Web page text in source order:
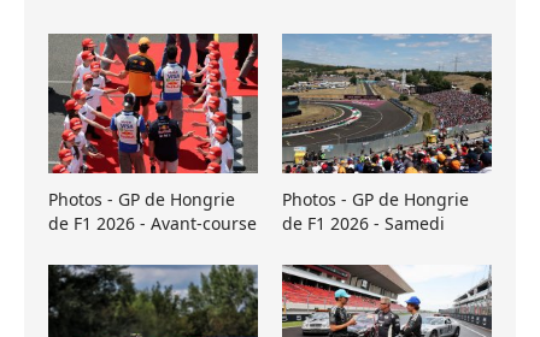
Photos - GP de Hongrie
de F1 2026 - Avant-course
Photos - GP de Hongrie
de F1 2026 - Samedi